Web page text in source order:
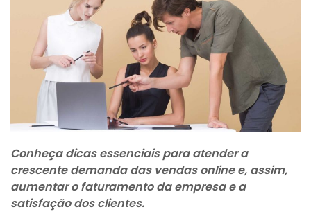
Conheça dicas essenciais para atender a
crescente demanda das vendas online e, assim,
aumentar o faturamento da empresa e a
satisfação dos clientes.